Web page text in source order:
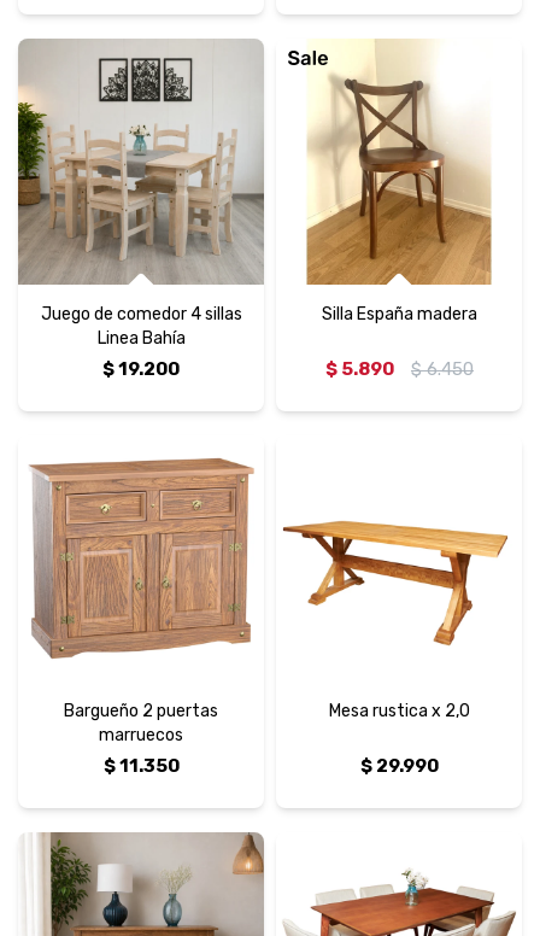
Juego de comedor 4 sillas
Linea Bahía
$19.200
Silla España madera
$ 5.890 $ 6.450
Bargueño 2 puertas
marruecos
$11.350
Mesa rustica x 2,0
$ 29.990